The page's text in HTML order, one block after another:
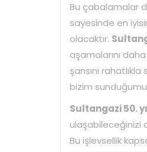
Bu çabalamalar
sayesinde en
olacaktır.
aşamalarını
şansını
bizim
Sultangazi 50.
ulaşabileceğinizi
Bu işlevsellik